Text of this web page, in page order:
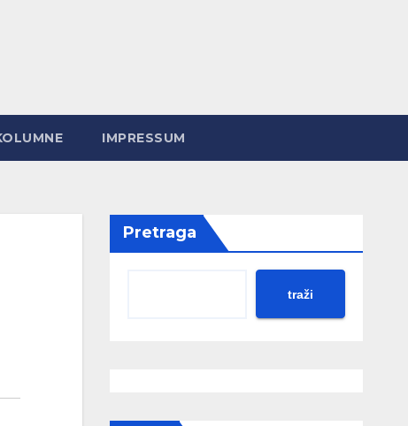
IMPRESSUM
Pretraga
traži